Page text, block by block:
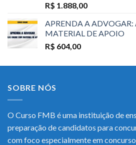
R$ 1.888,00
APRENDA A
MATERIAL DE APOIO
R$ 604,00
SOBRE NÓS
O Curso FMB é uma instituição de
preparação de candidatos para
com foco especialmente em